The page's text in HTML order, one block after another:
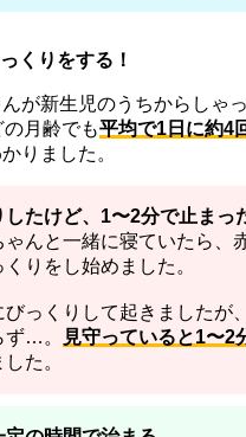
くりをする！
が新生児のうちからしゃ
月齢でも平均で1日に約4
りました。
たけど、1〜2分で止まっ
ゃんと一緒に寝ていたら、
りをし始めました。
びっくりして起きましたが
ず…。
見守っていると1〜2
した。